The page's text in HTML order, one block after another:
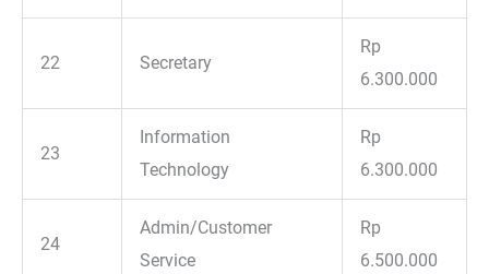
22 Secretary
Rp
6.300.000
23
Information
Technology
Rp
6.300.000
24
Admin/Customer
Service
Rp
6.500.000